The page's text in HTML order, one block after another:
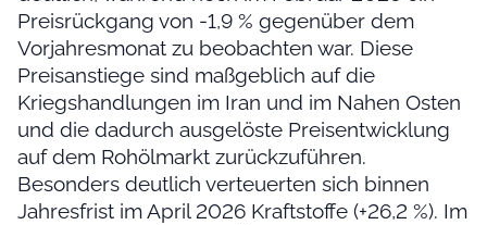
Preisrückgang von -1,9 % gegenüber dem
Vorjahresmonat zu beobachten war. Diese
Preisanstiege sind maßgeblich auf die
Kriegshandlungen im Iran und im Nahen Osten
und die dadurch ausgelöste Preisentwicklung
auf dem Rohölmarkt zurückzuführen.
Besonders deutlich verteuerten sich binnen
Jahresfrist im April 2026 Kraftstoffe (+26,2 %). Im